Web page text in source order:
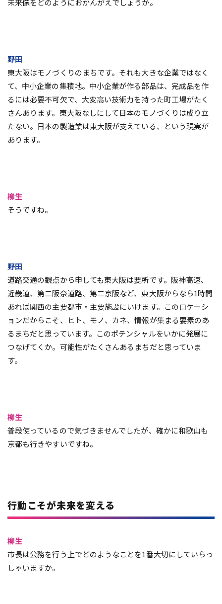
未来像をどのようにおかんがえでしょうか。
野田
東大阪はモノづくりのまちです。それも大きな企業ではなく
て、中小企業の集積地。中小企業が作る部品は、完成品を作
るには必要不可欠で、大変高い技術力を持った町工場がたく
さんあります。東大阪なしにして日本のモノづくりは成り立
たない。日本の製造業は東大阪が支えている、という現実が
あります。
柳生
そうですね。
野田
道路交通の観点から申しても東大阪は要所です。阪神高速、
近畿道、第二阪奈道路、第二京阪など、東大阪からなら1時間
あれば関西の主要都市・主要施設にいけます。このロケーシ
ョンだからこそ、ヒト、モノ、カネ、情報が集まる要素のあ
るまちだと思っています。このポテンシャルをいかに発展に
つなげてくか。可能性がたくさんあるまちだと思っていま
す。
柳生
普段使っているので気づきませんでしたが、確かに和歌山も
京都も行きやすいですね。
行動こそが未来を変える
柳生
市長は公務を行う上でどのようなことを1番大切にしていらっ
しゃいますか。